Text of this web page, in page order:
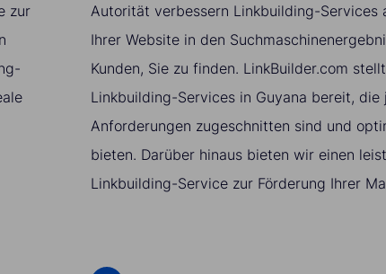
zur
Autorität verbessern Linkbuilding-Services
Ihrer Website in den
Kunden, Sie zu finden. LinkBuilder.com
Linkbuilding-Services in Guyana bereit,
Anforderungen zugeschnitten sind und
bieten. Darüber hinaus bieten wir einen
Linkbuilding-Service zur Förderung Ihrer